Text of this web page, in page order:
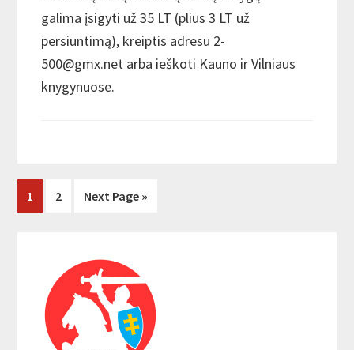
galima įsigyti už 35 LT (plius 3 LT už
persiuntimą), kreiptis adresu 2-
500@gmx.net arba ieškoti Kauno ir Vilniaus
knygynuose.
Page
1 Page
2 Next Page »
Sidebar